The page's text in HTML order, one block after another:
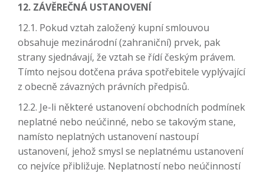
12. ZÁVĚREČNÁ USTANOVENÍ
12.1. Pokud vztah založený kupní smlouvou
obsahuje mezinárodní (zahraniční) prvek, pak
strany sjednávají, že vztah se řídí českým právem.
Tímto nejsou dotčena práva spotřebitele vyplývající
z obecně závazných právních předpisů.
12.2. Je-li některé ustanovení obchodních podmínek
neplatné nebo neúčinné, nebo se takovým stane,
namísto neplatných ustanovení nastoupí
ustanovení, jehož smysl se neplatnému ustanovení
co nejvíce přibližuje. Neplatností nebo neúčinností